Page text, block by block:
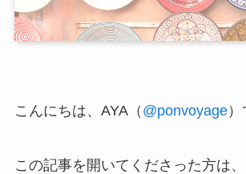
こんにちは、 AYA（ @ponvoyage）
この記事を開いてくださった方は